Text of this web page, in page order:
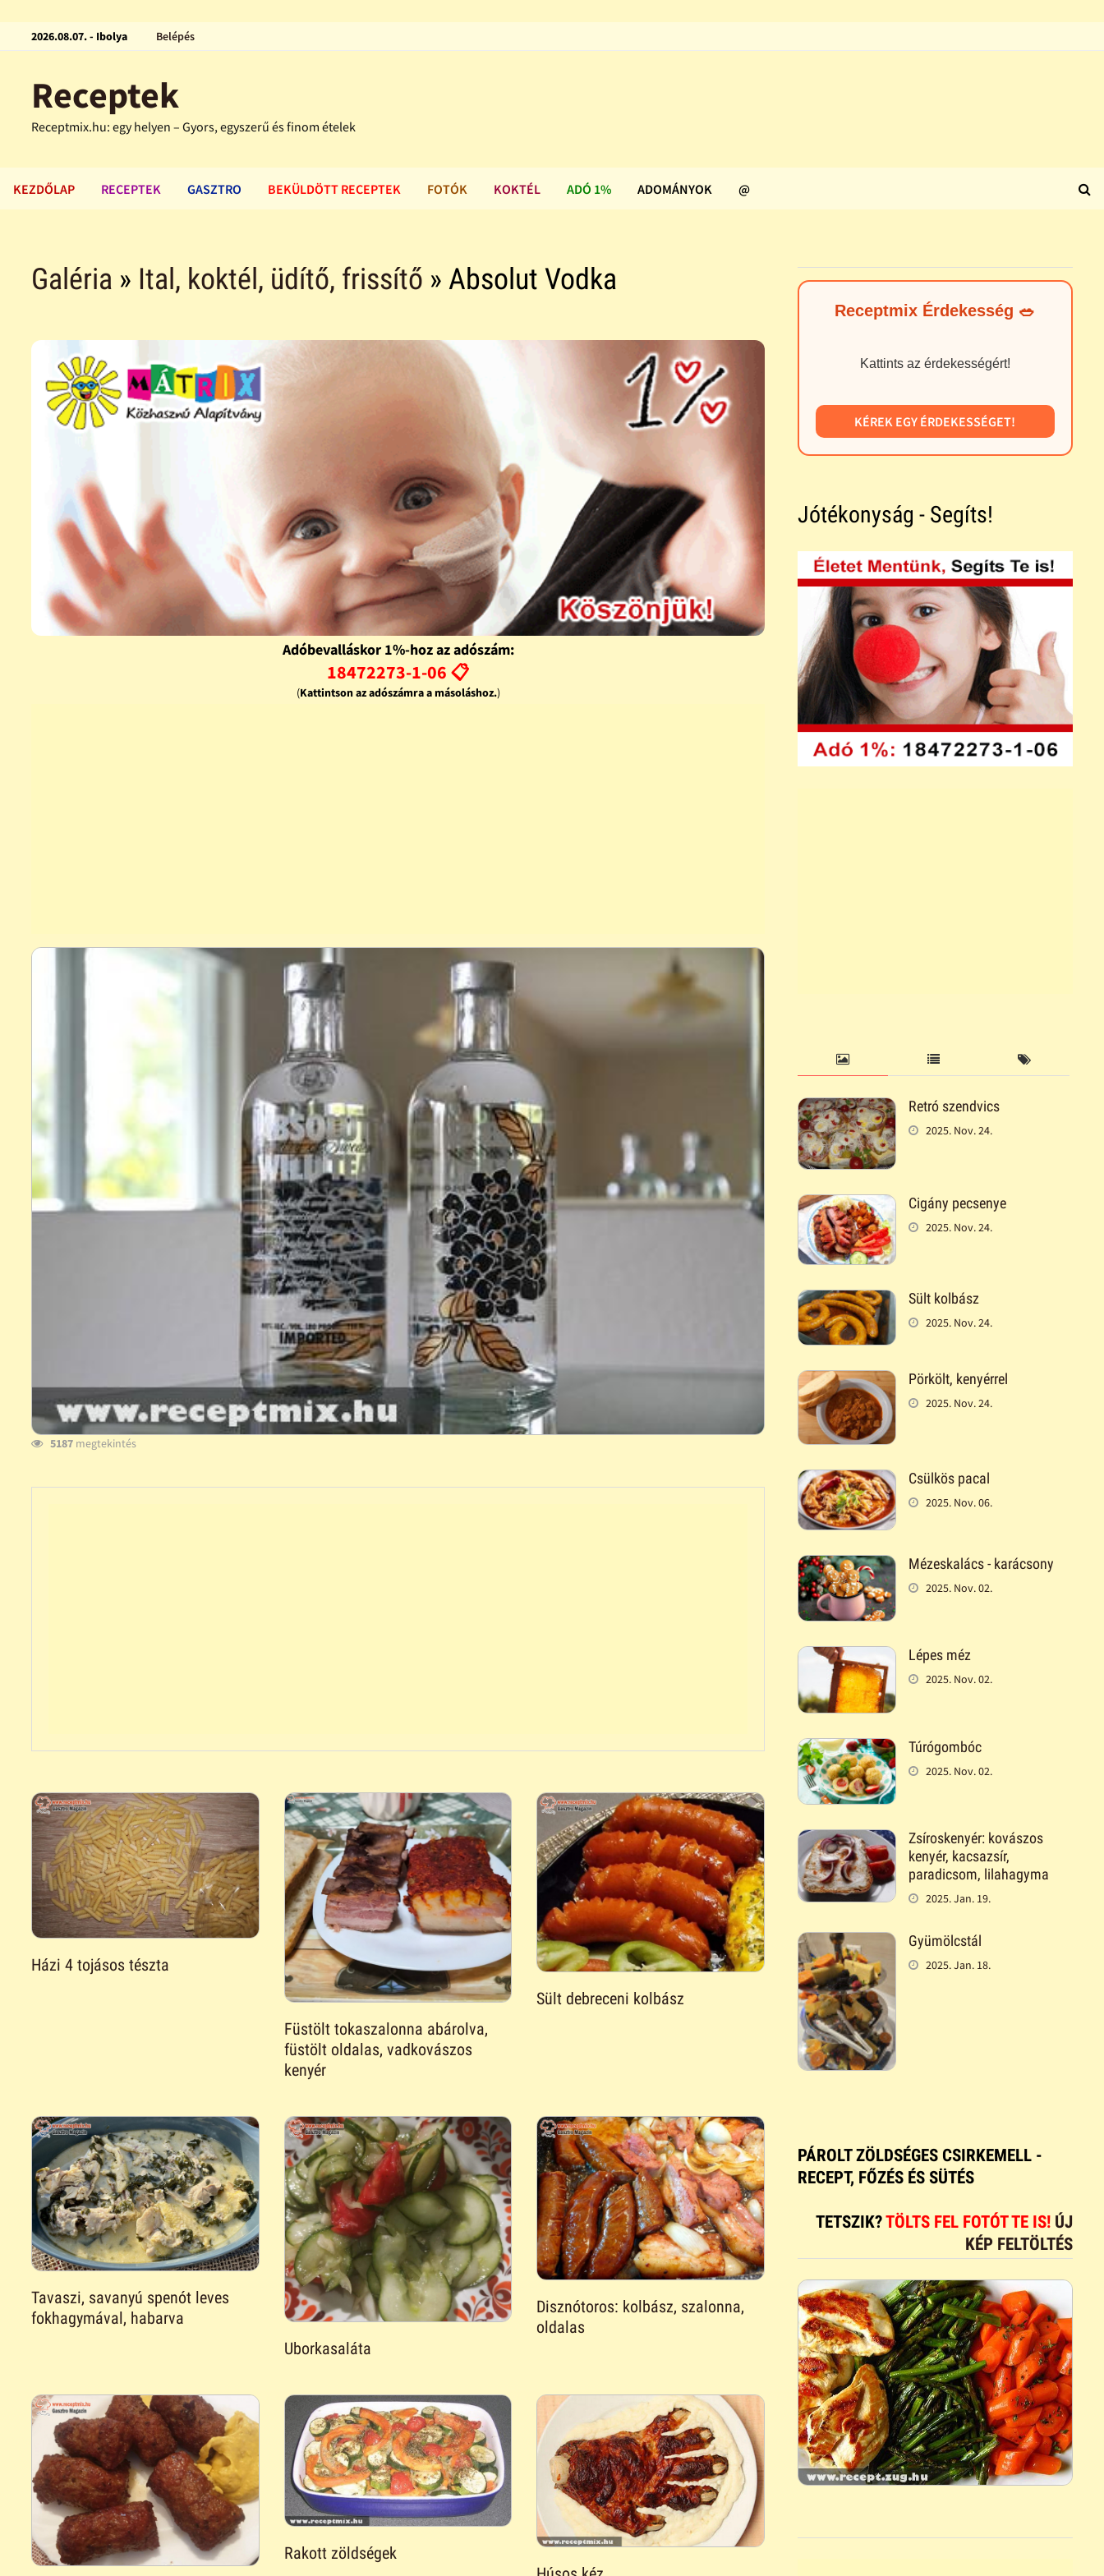
2026.08.07. - Ibolya Belépés
Receptek
Receptmix.hu: egy helyen – Gyors, egyszerű és finom ételek
KEZDŐLAP RECEPTEK GASZTRO BEKÜLDÖTT RECEPTEK FOTÓK KOKTÉL ADÓ 1% ADOMÁNYOK @
Galéria » Ital, koktél, üdítő, frissítő » Absolut Vodka
Adóbevalláskor 1%-hoz az adószám:
18472273-1-06 📋
(Kattintson az adószámra a másoláshoz.)
5187 megtekintés
Házi 4 tojásos tészta
Füstölt tokaszalonna abárolva,
füstölt oldalas, vadkovászos
kenyér
Sült debreceni kolbász
Tavaszi, savanyú spenót leves
fokhagymával, habarva
Uborkasaláta
Disznótoros: kolbász, szalonna,
oldalas
Rakott zöldségek
Receptmix Érdekesség 🥗
Kattints az érdekességért!
KÉREK EGY ÉRDEKESSÉGET!
Jótékonyság - Segíts!
Retró szendvics
2025. Nov. 24.
Cigány pecsenye
2025. Nov. 24.
Sült kolbász
2025. Nov. 24.
Pörkölt, kenyérrel
2025. Nov. 24.
Csülkös pacal
2025. Nov. 06.
Mézeskalács - karácsony
2025. Nov. 02.
Lépes méz
2025. Nov. 02.
Túrógombóc
2025. Nov. 02.
Zsíroskenyér: kovászos
kenyér, kacsazsír,
paradicsom, lilahagyma
2025. Jan. 19.
Gyümölcstál
2025. Jan. 18.
PÁROLT ZÖLDSÉGES CSIRKEMELL -
RECEPT, FŐZÉS ÉS SÜTÉS
TETSZIK?TÖLTS FEL FOTÓT TE IS! ÚJ
KÉP FELTÖLTÉS